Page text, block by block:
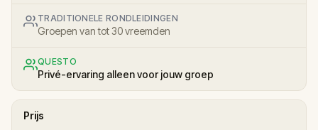
TRADITIONELE RONDLEIDINGEN
Groepen van tot 30 vreemden
QUESTO
Privé-ervaring alleen voor jouw groep
Prijs